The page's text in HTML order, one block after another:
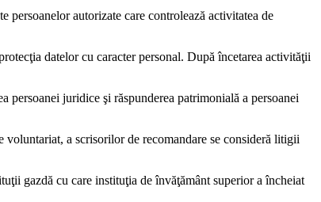
autorizate care controlează activitatea de
da­telor cu caracter personal. După încetarea activităţii
persoanei juridice şi răspunderea patrimonială a persoanei
a scrisorilor de recomandare se consideră litigii
gazdă cu care instituţia de învăţământ superior a încheiat